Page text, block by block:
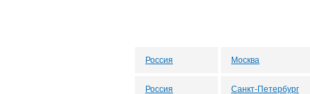
Россия Москва
Россия Санкт-Петербург